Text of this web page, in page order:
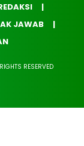
JAWAB
RESERVED